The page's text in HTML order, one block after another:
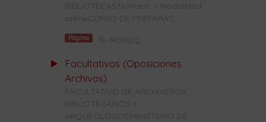
BIBLIOTECAS:Número: 1 Modalidad:
onlineCURSO DE PREPARAC...
Página MOREQ
Facultativos (Oposiciones
Archivos)
FACULTATIVO DE ARCHIVEROS,
BIBLIOTECARIOS Y
ARQUEÓLOGOSMINISTERIO DE